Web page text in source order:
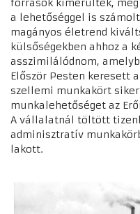
források kimerültek, még
a lehetőséggel is
magányos életrend
külsőségekben ahhoz a
asszimilálódnom,
Először Pesten keresett
szellemi munkakört
munkalehetőséget az
A vállalatnál töltött
adminisztratív
lakott.